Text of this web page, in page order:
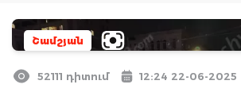
Շամշյան
52111 դիտում 12:24 22-06-2025